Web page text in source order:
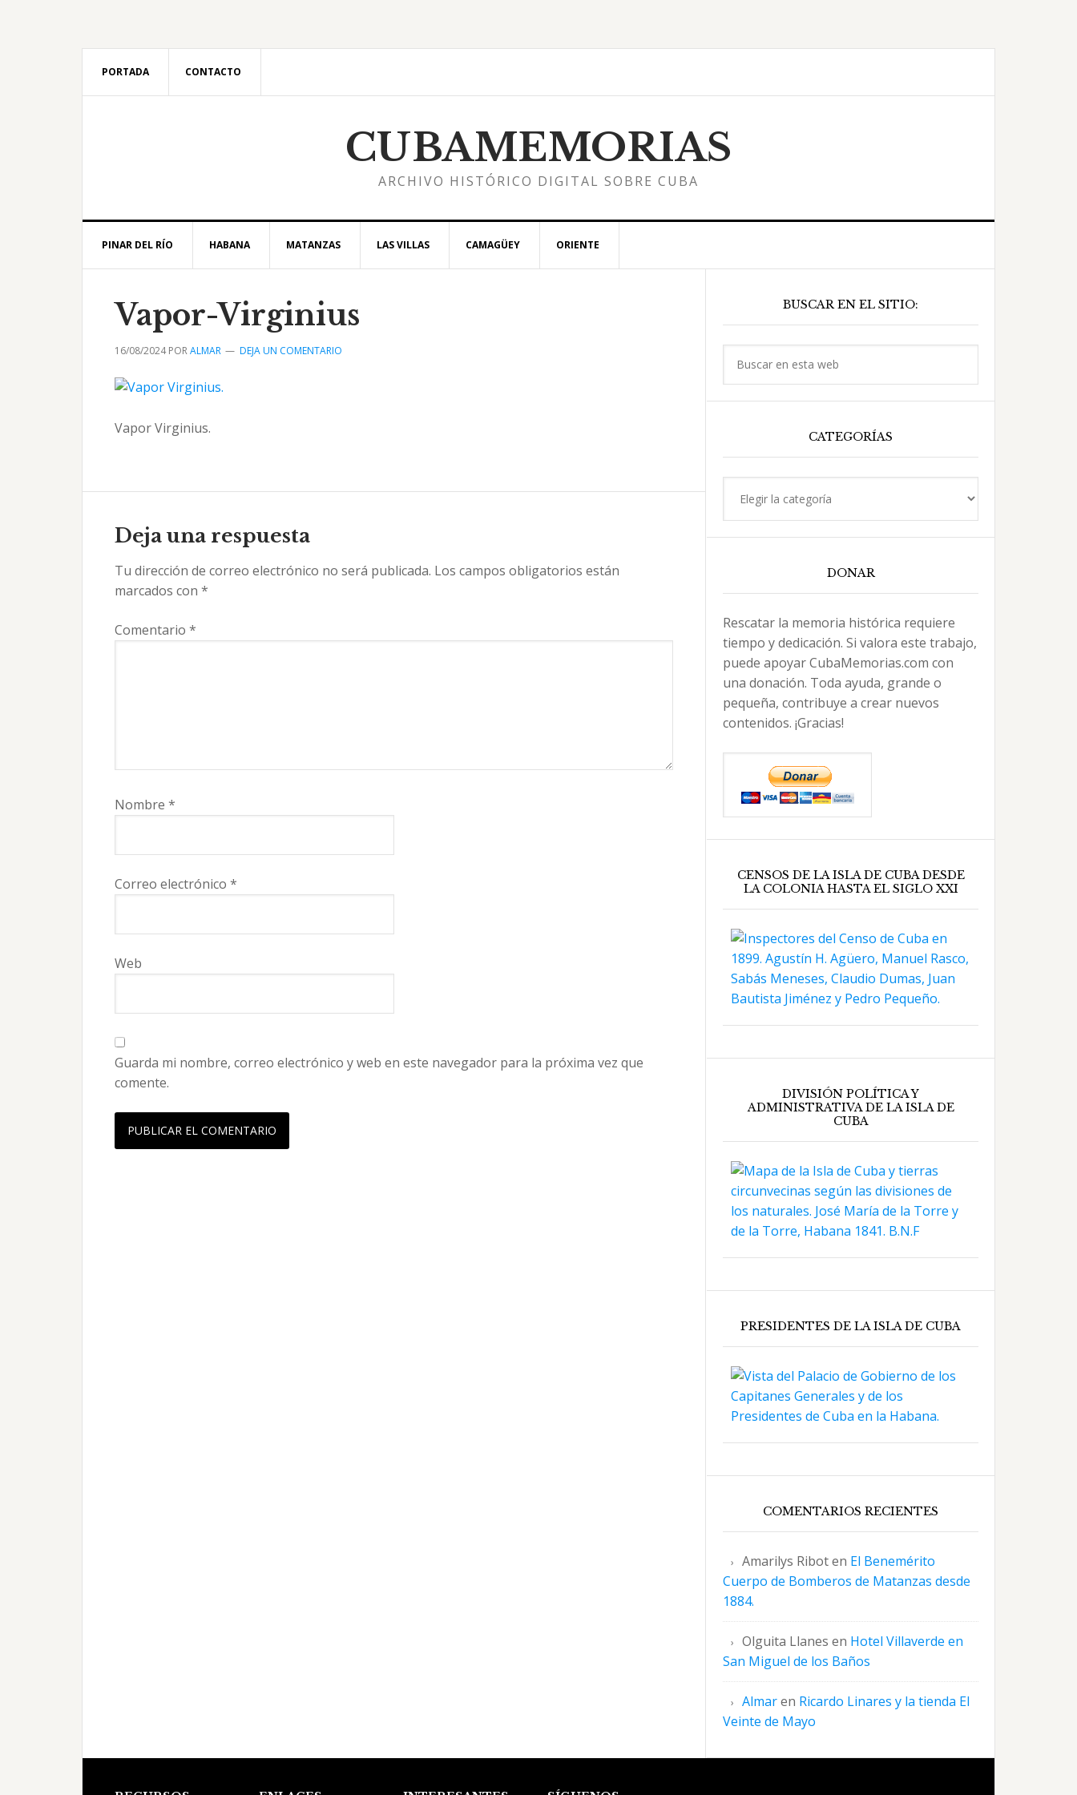
PORTADA CONTACTO
CUBAMEMORIAS
ARCHIVO HISTÓRICO DIGITAL SOBRE CUBA
PINAR DEL RÍO HABANA MATANZAS LAS VILLAS CAMAGÜEY ORIENTE
Vapor-Virginius
16/08/2024PORALMAR DEJA UN COMENTARIO
Vapor Virginius.
con
los
lectores
Deja una respuesta
Tu dirección de correo electrónico no será publicada. Los campos obligatorios están
marcados con *
Comentario *
Nombre *
Correo electrónico *
Web
Guarda mi nombre, correo electrónico y web en este navegador para la próxima vez que
comente.
lateral
principal
BUSCAR EN EL SITIO:
CATEGORÍAS
DONAR
Rescatar la memoria histórica requiere
tiempo y dedicación. Si valora este trabajo,
puede apoyar CubaMemorias.com con
una donación. Toda ayuda, grande o
pequeña, contribuye a crear nuevos
contenidos. ¡Gracias!
CENSOS DE LA ISLA DE CUBA DESDE
LA COLONIA HASTA EL SIGLO XXI
DIVISIÓN POLÍTICA Y
ADMINISTRATIVA DE LA ISLA DE
CUBA
PRESIDENTES DE LA ISLA DE CUBA
COMENTARIOS RECIENTES
Amarilys Riboten El Benemérito
Cuerpo de Bomberos de Matanzas desde
1884.
Olguita Llanes en Hotel Villaverde en
San Miguel de los Baños
Almaren Ricardo Linares y la tienda El
Veinte de Mayo